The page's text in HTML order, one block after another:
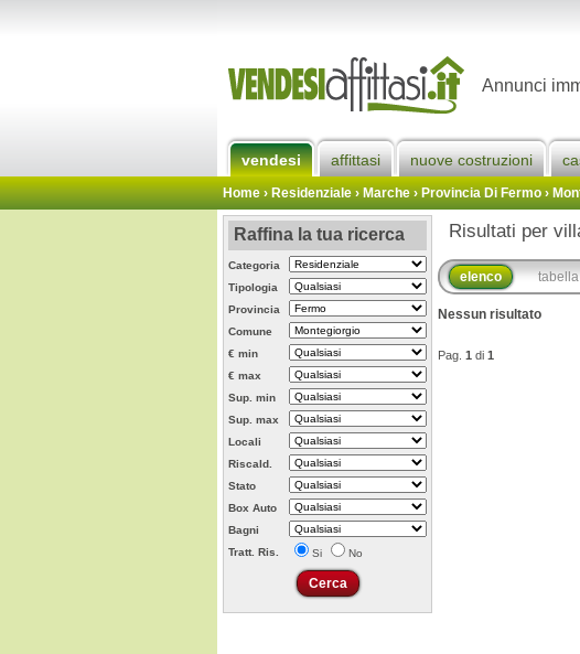
Annunci
vendesi affittasi nuove costruzioni
Home› Residenziale › Marche ›Provincia Di Fermo›
Raffina la tua ricerca
Categoria
Tipologia
Provincia
Comune
€ min
€ max
Sup. min
Sup. max
Locali
Riscald.
Stato
Box Auto
Bagni
Tratt. Ris.
Si No
Risultati per
elenco tabella
Nessun risultato
Pag. 1 di 1